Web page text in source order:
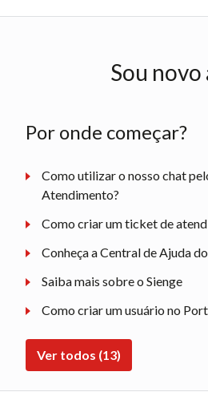
Sou novo
Por onde começar?
Como utilizar o nosso chat
Atendimento?
Como criar um ticket de
Conheça a Central de Ajuda
Saiba mais sobre o Sienge
Como criar um usuário no
Ver todos (13)